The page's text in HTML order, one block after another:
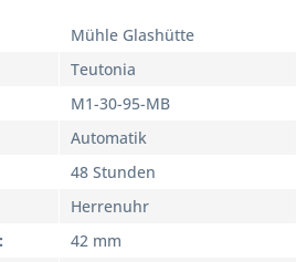
Mühle Glashütte
Teutonia
M1-30-95-MB
Automatik
48 Stunden
Herrenuhr
42 mm